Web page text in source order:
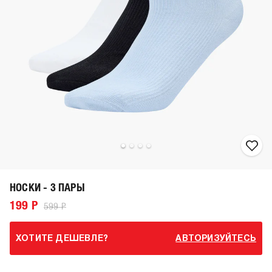
НОСКИ - 3 ПАРЫ
199 Р 599 Р
ХОТИТЕ ДЕШЕВЛЕ? АВТОРИЗУЙТЕСЬ